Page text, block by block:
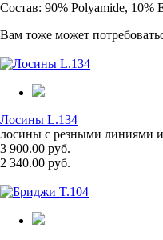
Состав: 90% Polyamide, 10%
Вам тоже может
Лосины L.134
лосины с резными линиями
3 900.00 руб.
2 340.00 руб.